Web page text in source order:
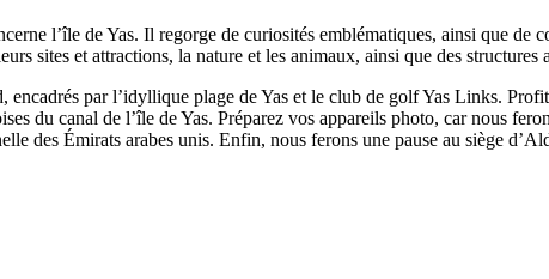
l’île de Yas. Il regorge de curiosités emblématiques, ainsi que de
sites et attractions, la nature et les animaux, ainsi que des structures
par l’idyllique plage de Yas et le club de golf Yas Links.
du canal de l’île de Yas. Préparez vos appareils photo, car nous
des Émirats arabes unis. Enfin, nous ferons une pause au siège